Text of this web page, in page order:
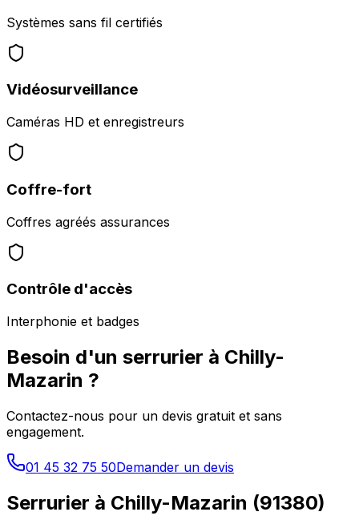
Systèmes sans fil certifiés
Vidéosurveillance
Caméras HD et enregistreurs
Coffre-fort
Coffres agréés assurances
Contrôle d'accès
Interphonie et badges
Besoin d'un serrurier à Chilly-
Mazarin ?
Contactez-nous pour un devis gratuit et sans
engagement.
01 45 32 75 50Demander un devis
Serrurier à Chilly-Mazarin (91380)